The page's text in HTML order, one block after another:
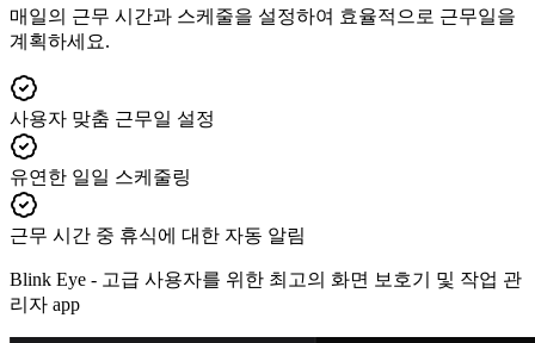
매일의 근무 시간과 스케줄을 설정하여 효율적으로 근무일을
계획하세요.
사용자 맞춤 근무일 설정
유연한 일일 스케줄링
근무 시간 중 휴식에 대한 자동 알림
Blink Eye - 고급 사용자를 위한 최고의 화면 보호기 및 작업 관
리자 app